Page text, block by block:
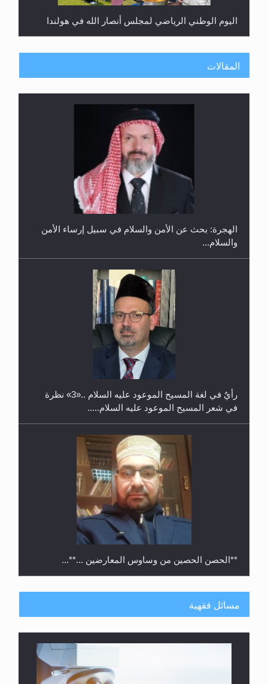
اليوم الوطني الرياضي لمجلس أنصار الله في هولندا
إتمام حفظ القرآن الكريم لثلاثة طلاب من مدرسة الحفظ
حفل توزيع الشهادات في الجامعة الأحمدية بنيجيريا لعام
المقالات
الهجرة: بحث عن الأمن والسلام في سبيل إرساء الأمن
والسلام...
رأيٌ في لغة المسيح الموعود عليه السلام ..«3» نظرة
في شعر المسيح الموعود عليه السلام.....
**الحصن الحصين من وساوس المعارضين ...**...
مسائل فقهية